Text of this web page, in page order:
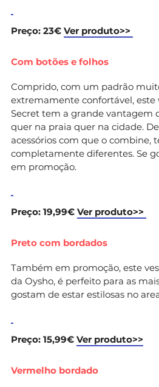
Preço: 23€ Ver produto>>
Com botões e folhos
Comprido, com um padrão
extremamente confortável, este
Secret tem a grande vantagem
quer na praia quer na cidade.
acessórios com que o combine,
completamente diferentes. Se
em promoção.
Preço: 19,99€ Ver produto>>
Preto com bordados
Também em promoção, este
da Oysho, é perfeito para as
gostam de estar estilosas no
Preço: 15,99€ Ver produto>>
Vermelho bordado